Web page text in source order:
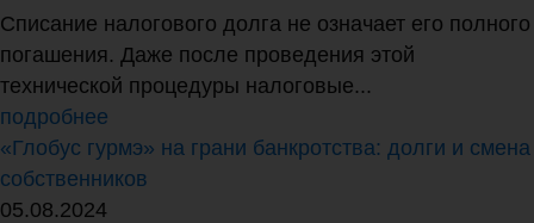
Списание налогового долга не означает его полного
погашения. Даже после проведения этой
технической процедуры налоговые...
подробнее
«Глобус гурмэ» на грани банкротства: долги и смена
собственников
05.08.2024